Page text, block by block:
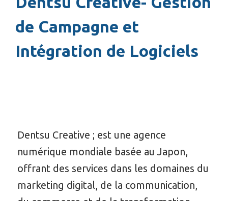
de Campagne et
Intégration de Logiciels
Dentsu Creative ; est une agence
numérique mondiale basée au Japon,
offrant des services dans les domaines du
marketing digital, de la communication,